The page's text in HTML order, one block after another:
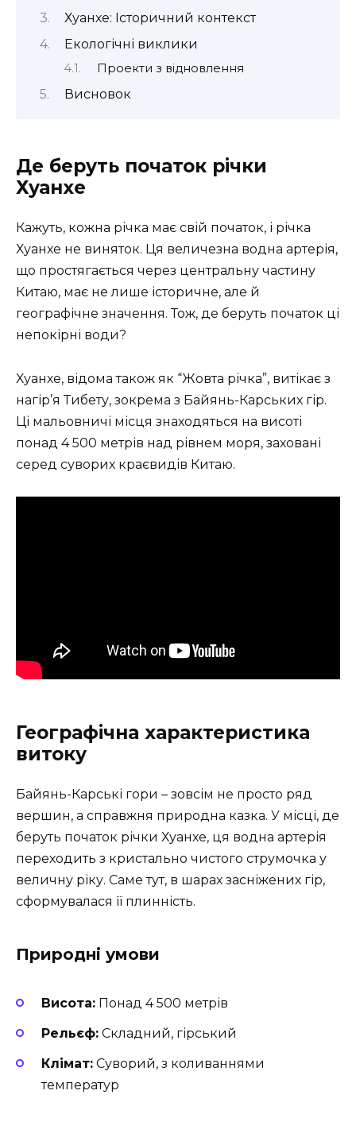
Хуанхе: Історичний контекст
Екологічні виклики
Проекти з відновлення
Висновок
Де беруть початок річки
Хуанхе
Кажуть, кожна річка має свій початок, і річка
Хуанхе не виняток. Ця величезна водна артерія,
що простягається через центральну частину
Китаю, має не лише історичне, але й
географічне значення. Тож, де беруть початок ці
непокірні води?
Хуанхе, відома також як “Жовта річка”, витікає з
нагір’я Тибету, зокрема з Байянь-Карських гір.
Ці мальовничі місця знаходяться на висоті
понад 4 500 метрів над рівнем моря, заховані
серед суворих краєвидів Китаю.
Географічна характеристика
витоку
Байянь-Карські гори – зовсім не просто ряд
вершин, а справжня природна казка. У місці, де
беруть початок річки Хуанхе, ця водна артерія
переходить з кристально чистого струмочка у
величну ріку. Саме тут, в шарах засніжених гір,
сформувалася її плинність.
Природні умови
Висота: Понад 4 500 метрів
Рельєф: Складний, гірський
Клімат: Суворий, з коливаннями
температур